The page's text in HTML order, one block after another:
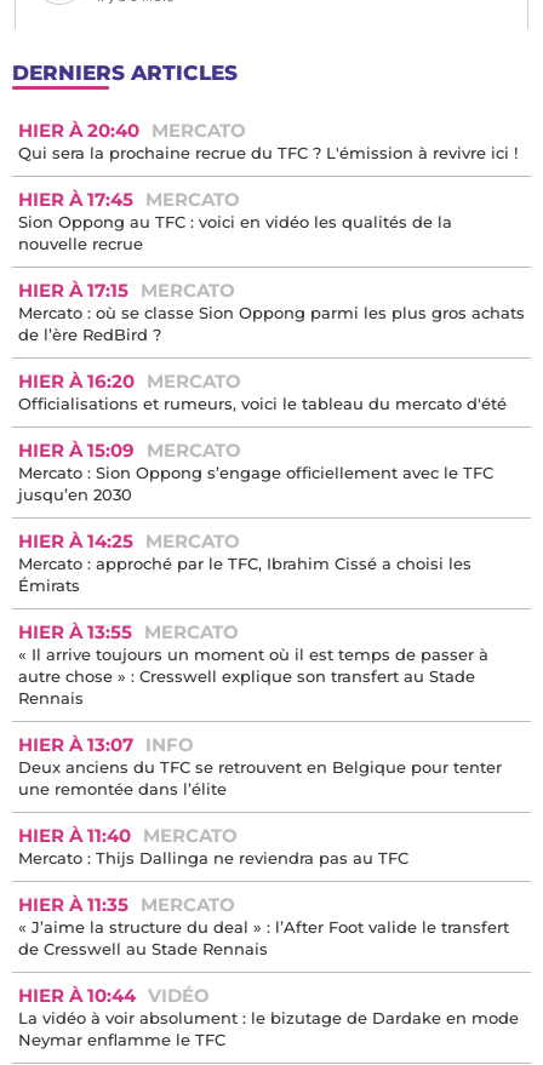
DERNIERS ARTICLES
HIER À 20:40 MERCATO
Qui sera la prochaine recrue du TFC ? L'émission à revivre ici !
HIER À 17:45 MERCATO
Sion Oppong au TFC : voici en vidéo les qualités de la
HIER À 17:15 MERCATO
Mercato : où se classe Sion Oppong parmi les plus gros achats
HIER À 16:20 MERCATO
Officialisations et rumeurs, voici le tableau du mercato d'été
HIER À 15:09 MERCATO
Mercato : Sion Oppong s’engage officiellement avec le TFC
jusqu’en 2030
HIER À 14:25 MERCATO
Mercato : approché par le TFC, Ibrahim Cissé a choisi les
Émirats
HIER À 13:55 MERCATO
« Il arrive toujours un moment où il est temps de passer à
autre chose » : Cresswell explique son transfert au Stade
HIER À 13:07 INFO
Deux anciens du TFC se retrouvent en Belgique pour tenter
HIER À 11:40 MERCATO
Mercato : Thijs Dallinga ne reviendra pas au TFC